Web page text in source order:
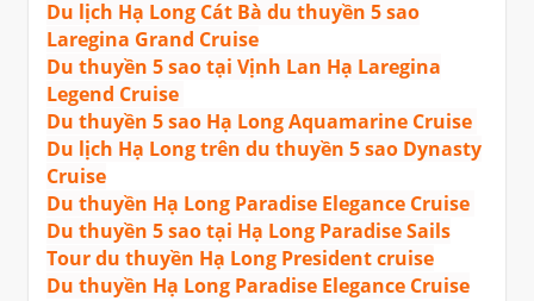
Du lịch Hạ Long Cát Bà du thuyền 5 sao
Laregina Grand Cruise
Du thuyền 5 sao tại Vịnh Lan Hạ Laregina
Legend Cruise
Du thuyền 5 sao Hạ Long Aquamarine Cruise
Du lịch Hạ Long trên du thuyền 5 sao Dynasty
Cruise
Du thuyền Hạ Long Paradise Elegance Cruise
Du thuyền 5 sao tại Hạ Long Paradise Sails
Tour du thuyền Hạ Long President cruise
Du thuyền Hạ Long Paradise Elegance Cruise